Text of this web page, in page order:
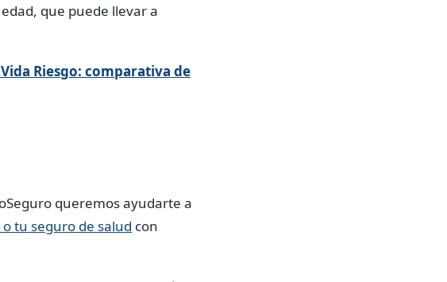
que puede llevar a
Riesgo: comparativa de
queremos ayudarte a
tu seguro de salud con